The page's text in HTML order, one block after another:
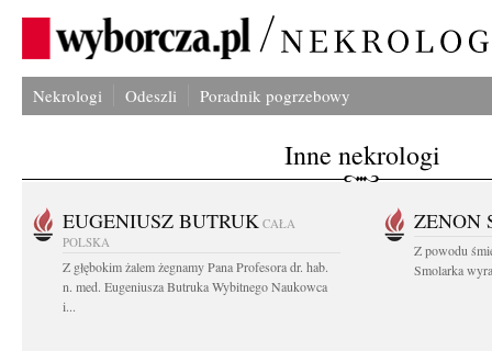
Nekrologi Odeszli Poradnik pogrzebowy
Inne nekrologi
EUGENIUSZ BUTRUK CAŁA
POLSKA
Z głębokim żalem żegnamy Pana Profesora dr. hab.
n. med. Eugeniusza Butruka Wybitnego Naukowca
i...
ZENON
Z powodu
Smolarka